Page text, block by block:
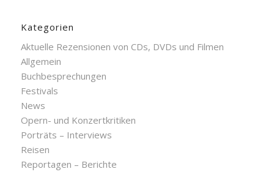
Kategorien
Aktuelle Rezensionen von CDs, DVDs und Filmen
Allgemein
Buchbesprechungen
Festivals
News
Opern- und Konzertkritiken
Porträts – Interviews
Reisen
Reportagen – Berichte